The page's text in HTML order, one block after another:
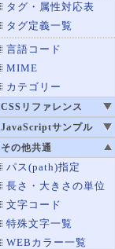
タグ・属性対応表
タグ定義一覧
言語コード
MIME
カテゴリー
CSSリファレンス
JavaScriptサンプル
その他共通
パス(path)指定
長さ・大きさの単位
文字コード
特殊文字一覧
WEBカラー一覧